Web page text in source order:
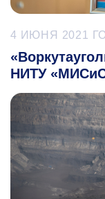
4 ИЮНЯ 2021
НИТУ